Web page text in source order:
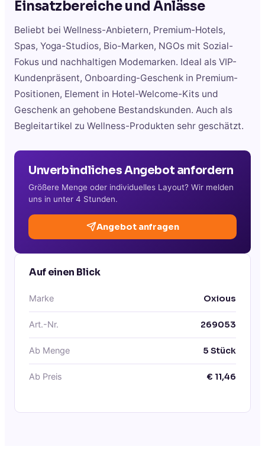
Einsatzbereiche und Anlässe
Beliebt bei Wellness-Anbietern, Premium-Hotels,
Spas, Yoga-Studios, Bio-Marken, NGOs mit Sozial-
Fokus und nachhaltigen Modemarken. Ideal als VIP-
Kundenpräsent, Onboarding-Geschenk in Premium-
Positionen, Element in Hotel-Welcome-Kits und
Geschenk an gehobene Bestandskunden. Auch als
Begleitartikel zu Wellness-Produkten sehr geschätzt.
Unverbindliches Angebot anfordern
Größere Menge oder individuelles Layout? Wir melden
uns in unter 4 Stunden.
Angebot anfragen
Auf einen Blick
Marke Oxious
Art.-Nr. 269053
Ab Menge 5 Stück
Ab Preis € 11,46